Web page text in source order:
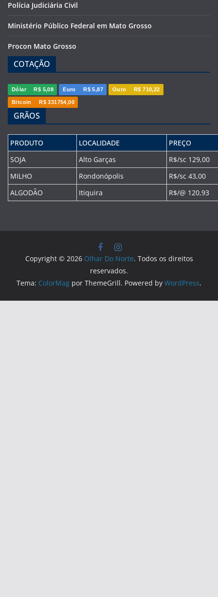
Polícia Judiciária Civil
Ministério Público Federal em Mato Grosso
Procon Mato Grosso
COTAÇÃO
Dólar R$ 5,08 Euro R$ 5,87 Ouro R$ 710,22
Bitcoin R$ 331754,00
GRÃOS
PRODUTO LOCALIDADE
PREÇO
SOJA
Alto Garças
R$/sc 129,00
MILHO
Rondonópolis
R$/sc 43,00
ALGODÃO
Itiquira R$/@ 120,93
Copyright © 2026 Olhar Do Norte. Todos os direitos
reservados.
Tema: ColorMag por ThemeGrill. Powered by WordPress.